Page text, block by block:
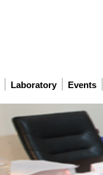
Laboratory Events